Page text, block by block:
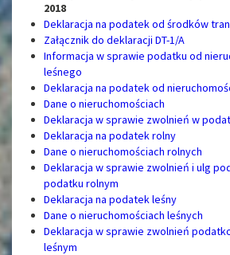
2018
Deklaracja na podatek od środków
Załącznik do deklaracji DT-1/A
Informacja w sprawie podatku od
leśnego
Deklaracja na podatek od
Dane o nieruchomościach
Deklaracja w sprawie zwolnień w
Deklaracja na podatek rolny
Dane o nieruchomościach rolnych
Deklaracja w sprawie zwolnień i ulg
podatku rolnym
Deklaracja na podatek leśny
Dane o nieruchomościach leśnych
Deklaracja w sprawie zwolnień
leśnym